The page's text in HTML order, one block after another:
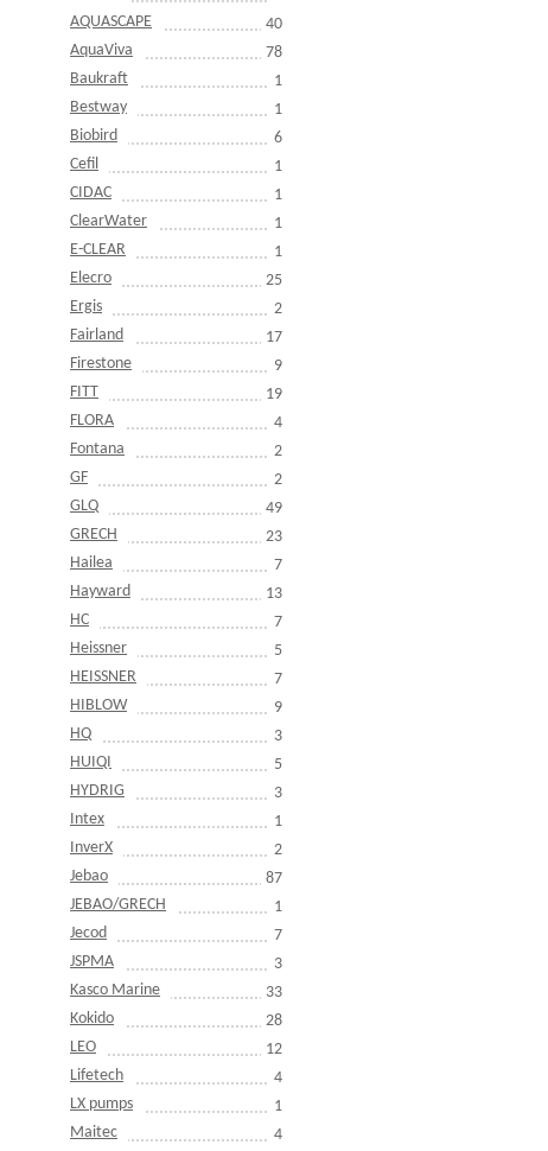
AQUASCAPE
40
AquaViva
78
Baukraft
1
Bestway
1
Biobird
6
Cefil
1
CIDAC
1
ClearWater
1
E-CLEAR
1
Elecro
25
Ergis
2
Fairland
17
Firestone
9
FITT
19
FLORA
4
Fontana
2
GF
2
GLQ
49
GRECH
23
Hailea
7
Hayward
13
HC
7
Heissner
5
HEISSNER
7
HIBLOW
9
HQ
3
HUIQI
5
HYDRIG
3
Intex
1
InverX
2
Jebao
87
JEBAO/GRECH
1
Jecod
7
JSPMA
3
Kasco Marine
33
Kokido
28
LEO
12
Lifetech
4
LX pumps
1
Maitec
4